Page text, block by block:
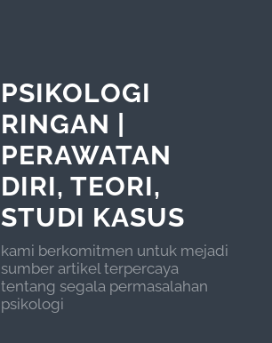
PSIKOLOGI
RINGAN |
PERAWATAN
DIRI, TEORI,
STUDI KASUS
kami berkomitmen untuk mejadi
sumber artikel terpercaya
tentang segala permasalahan
psikologi